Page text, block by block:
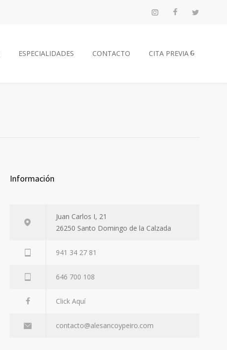
ESPECIALIDADES CONTACTO CITA PREVIA
Información
Juan Carlos I, 21
26250 Santo Domingo de la Calzada
941 34 27 81
646 700 108
Click Aquí
contacto@alesancoypeiro.com